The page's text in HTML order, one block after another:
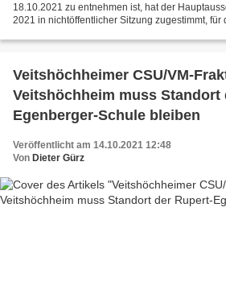
18.10.2021 zu entnehmen ist, hat der
2021 in nichtöffentlicher Sitzung zugestimmt, für
Veitshöchheimer CSU/VM-
Veitshöchheim muss Standort
Egenberger-Schule bleiben
Veröffentlicht am 14.10.2021 12:48
Von Dieter Gürz